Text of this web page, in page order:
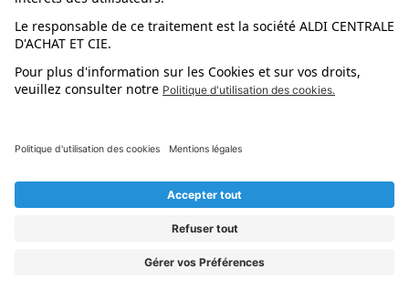
L'application mobile